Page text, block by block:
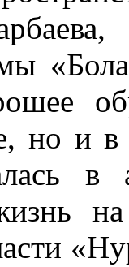
но и
в